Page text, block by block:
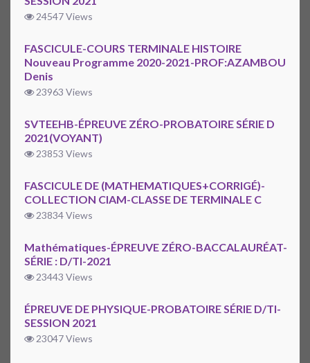
24547 Views
FASCICULE-COURS TERMINALE HISTOIRE
Nouveau Programme 2020-2021-PROF:AZAMBOU
Denis
23963 Views
SVTEEHB-ÉPREUVE ZÉRO-PROBATOIRE SÉRIE D
2021(VOYANT)
23853 Views
FASCICULE DE (MATHEMATIQUES+CORRIGÉ)-
COLLECTION CIAM-CLASSE DE TERMINALE C
23834 Views
Mathématiques-ÉPREUVE ZÉRO-BACCALAURÉAT-
SÉRIE : D/TI-2021
23443 Views
ÉPREUVE DE PHYSIQUE-PROBATOIRE SÉRIE D/TI-
SESSION 2021
23047 Views